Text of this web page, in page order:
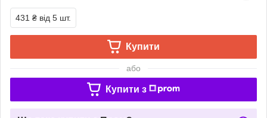
431 ₴ від 5 шт.
Купити
або
Купити з